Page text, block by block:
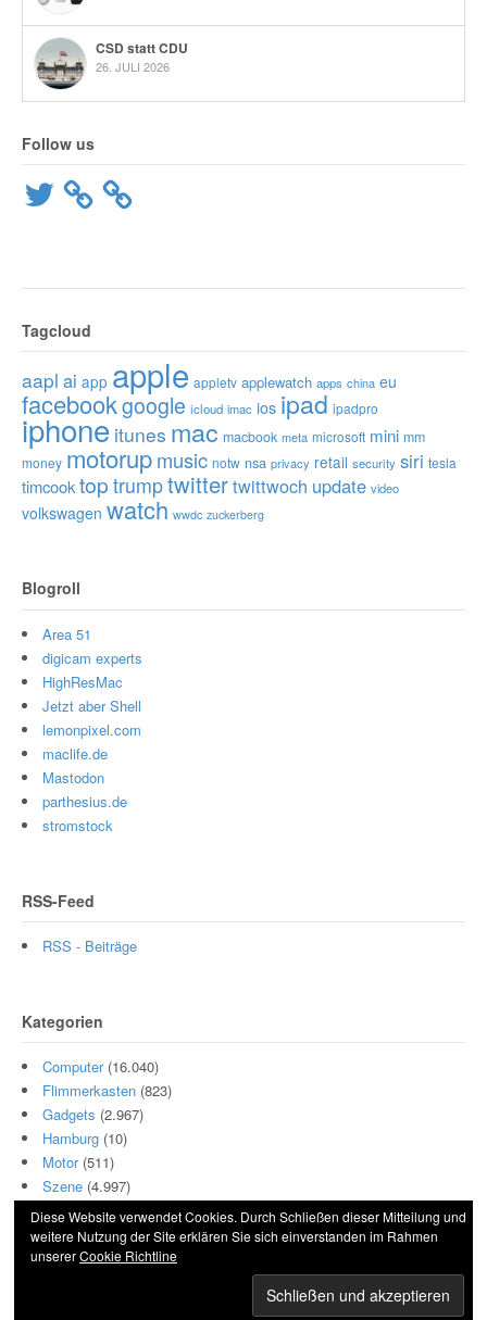
CSD statt CDU
26. JULI 2026
Follow us
Twitter
Tagcloud
aapl ai app apple appletv applewatch apps china eu
facebookgoogle icloud imac ios ipad ipadpro
iphone itunes mac macbook meta microsoft mini mm
money motorupmusic notw nsa privacy retail security siri tesla
timcooktop trumptwittertwittwoch update video
volkswagen watch wwdc zuckerberg
Blogroll
Area 51
digicam experts
HighResMac
Jetzt aber Shell
lemonpixel.com
maclife.de
Mastodon
parthesius.de
stromstock
RSS-Feed
RSS - Beiträge
Kategorien
Computer(16.040)
Flimmerkasten (823)
Gadgets (2.967)
Hamburg (10)
Motor(511)
Szene (4.997)
© 2026 Hightech und Blech. All Rights Reserved.
Diese Website verwendet Cookies. Durch Schließen dieser Mitteilung und
weitere Nutzung der Site erklären Sie sich einverstanden im Rahmen
unsererCookie Richtline